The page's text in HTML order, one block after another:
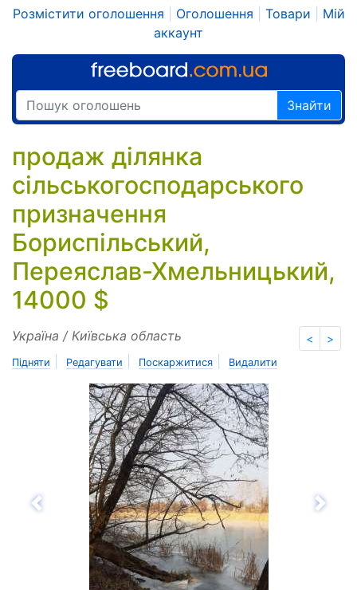
Розмістити оголошення Оголошення Товари
Мій
аккаунт
Знайти
продаж ділянка
сільськогосподарського
призначення
Бориспільський,
Переяслав-Хмельницький,
14000 $
< >
Україна / Київська область
Підняти Редагувати Поскаржитися Видалити
Назад